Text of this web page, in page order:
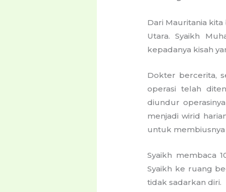
Dari Mauritania
Utara. Syaikh
kepadanya kisah
Dokter bercerita,
operasi telah
diundur
menjadi wirid
untuk
Syaikh membaca
Syaikh ke ruang
tidak sadarkan diri.